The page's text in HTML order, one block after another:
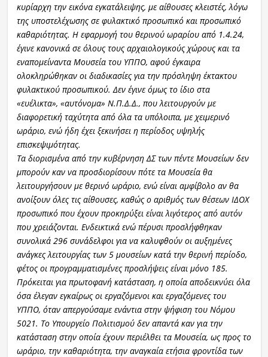
κυρίαρχη την εικόνα εγκατάλειψης, με αίθουσες κλειστές, λόγω
της υποστελέχωσης σε φυλακτικό προσωπικό και προσωπικό
καθαριότητας. Η εφαρμογή του θερινού ωραρίου από 1.4.24,
έγινε κανονικά σε όλους τους αρχαιολογικούς χώρους και τα
εναπομείναντα Μουσεία του ΥΠΠΟ, αφού έγκαιρα
ολοκληρώθηκαν οι διαδικασίες για την πρόσληψη έκτακτου
φυλακτικού προσωπικού. Δεν έγινε όμως το ίδιο στα
«ευέλικτα», «αυτόνομα» Ν.Π.Δ.Δ., που λειτουργούν με
διαφορετική ταχύτητα από όλα τα υπόλοιπα, με χειμερινό
ωράριο, ενώ ήδη έχει ξεκινήσει η περίοδος υψηλής
επισκεψιμότητας.
Τα διορισμένα από την κυβέρνηση ΔΣ των πέντε Μουσείων δεν
μπορούν καν να προσδιορίσουν πότε τα Μουσεία θα
λειτουργήσουν με θερινό ωράριο, ενώ είναι αμφίβολο αν θα
ανοίξουν όλες τις αίθουσες, καθώς ο αριθμός των θέσεων ΙΔΟΧ
προσωπικό που έχουν προκηρύξει είναι λιγότερος από αυτόν
που χρειάζονται. Ενδεικτικά ενώ πέρυσι προσλήφθηκαν
συνολικά 296 συνάδελφοι για να καλυφθούν οι αυξημένες
ανάγκες λειτουργίας των 5 μουσείων κατά την θερινή περίοδο,
φέτος οι προγραμματισμένες προσλήψεις είναι μόνο 185.
Πρόκειται για πρωτοφανή κατάσταση, η οποία αποδεικνύει όλα
όσα έλεγαν εγκαίρως οι εργαζόμενοι και εργαζόμενες του
ΥΠΠΟ, όταν απεργούσαμε ενάντια στην ψήφιση του Νόμου
5021. Το Υπουργείο Πολιτισμού δεν απαντά καν για την
κατάσταση στην οποία έχουν περιέλθει τα Μουσεία, ως προς το
ωράριο, την καθαριότητα, την αναγκαία ετήσια φροντίδα των